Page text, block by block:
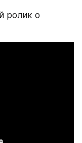
ролик о